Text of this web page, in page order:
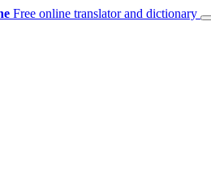
Free online translator and dictionary